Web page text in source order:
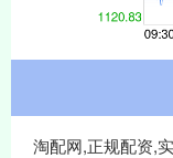
淘配网,正规配资,